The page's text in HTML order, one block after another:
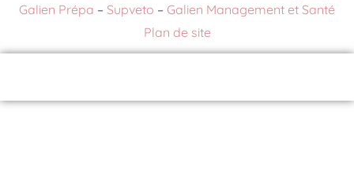
Galien Prépa – Supveto – Galien Management et Santé
Plan de site